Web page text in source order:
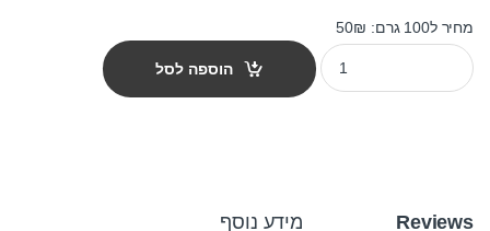
מחיר ל100 גרם: 50₪
חטיף קט יאמס נקניק 40 גרם quantity
הוספה לסל
Reviews מידע נוסף